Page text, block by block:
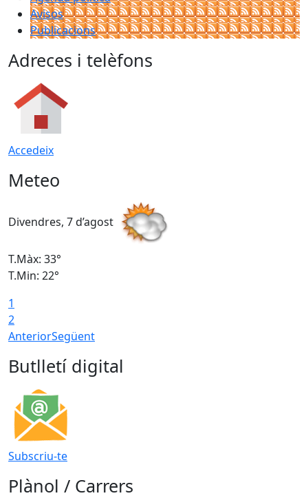
Avisos
Publicacions
Adreces i telèfons
Accedeix
Meteo
Divendres, 7 d’agost
T.Màx: 33°
T.Min: 22°
1
2
AnteriorSegüent
Butlletí digital
Subscriu-te
Plànol / Carrers